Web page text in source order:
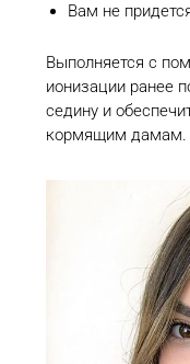
Вам не
Выполняется с
ионизации ранее
седину и
кормящим дамам.